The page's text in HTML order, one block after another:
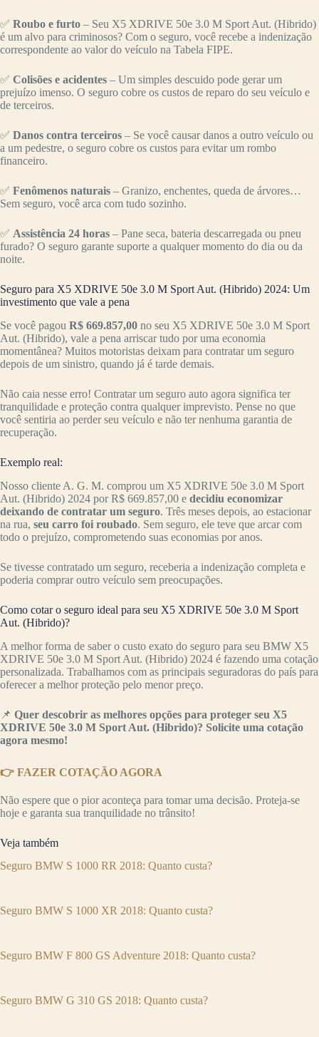
✅ Roubo e furto – Seu X5 XDRIVE 50e 3.0 M Sport Aut. (Hibrido)
é um alvo para criminosos? Com o seguro, você recebe a indenização
correspondente ao valor do veículo na Tabela FIPE.
✅ Colisões e acidentes – Um simples descuido pode gerar um
prejuízo imenso. O seguro cobre os custos de reparo do seu veículo e
de terceiros.
✅ Danos contra terceiros – Se você causar danos a outro veículo ou
a um pedestre, o seguro cobre os custos para evitar um rombo
financeiro.
✅ Fenômenos naturais – Granizo, enchentes, queda de árvores…
Sem seguro, você arca com tudo sozinho.
✅ Assistência 24 horas – Pane seca, bateria descarregada ou pneu
furado? O seguro garante suporte a qualquer momento do dia ou da
noite.
Seguro para X5 XDRIVE 50e 3.0 M Sport Aut. (Hibrido) 2024: Um
investimento que vale a pena
Se você pagou R$ 669.857,00 no seu X5 XDRIVE 50e 3.0 M Sport
Aut. (Hibrido), vale a pena arriscar tudo por uma economia
momentânea? Muitos motoristas deixam para contratar um seguro
depois de um sinistro, quando já é tarde demais.
Não caia nesse erro! Contratar um seguro auto agora significa ter
tranquilidade e proteção contra qualquer imprevisto. Pense no que
você sentiria ao perder seu veículo e não ter nenhuma garantia de
recuperação.
Exemplo real:
Nosso cliente A. G. M. comprou um X5 XDRIVE 50e 3.0 M Sport
Aut. (Hibrido) 2024 por R$ 669.857,00 e decidiu economizar
deixando de contratar um seguro. Três meses depois, ao estacionar
na rua, seu carro foi roubado. Sem seguro, ele teve que arcar com
todo o prejuízo, comprometendo suas economias por anos.
Se tivesse contratado um seguro, receberia a indenização completa e
poderia comprar outro veículo sem preocupações.
Como cotar o seguro ideal para seu X5 XDRIVE 50e 3.0 M Sport
Aut. (Hibrido)?
A melhor forma de saber o custo exato do seguro para seu BMW X5
XDRIVE 50e 3.0 M Sport Aut. (Hibrido) 2024 é fazendo uma cotação
personalizada. Trabalhamos com as principais seguradoras do país para
oferecer a melhor proteção pelo menor preço.
📌 Quer descobrir as melhores opções para proteger seu X5
XDRIVE 50e 3.0 M Sport Aut. (Hibrido)? Solicite uma cotação
agora mesmo!
👉 FAZER COTAÇÃO AGORA
Não espere que o pior aconteça para tomar uma decisão. Proteja-se
hoje e garanta sua tranquilidade no trânsito!
Veja também
Seguro BMW S 1000 RR 2018: Quanto custa?
Seguro BMW S 1000 XR 2018: Quanto custa?
Seguro BMW F 800 GS Adventure 2018: Quanto custa?
Seguro BMW G 310 GS 2018: Quanto custa?